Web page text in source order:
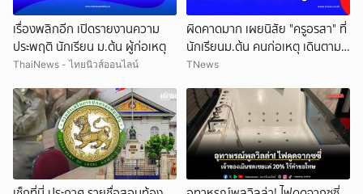
เรื่องพลิกอีก เปิดรายงานความ
ประพฤติ นักเรียน ม.ต้น ผู้ก่อเหตุ
ThaiNews - ไทยนิวส์ออนไลน์
ผิดคาดมาก เผยนิสัย "ครูอรสา" ที่
นักเรียนม.ต้น คนก่อเหตุ เดินตาม
หา
TNews